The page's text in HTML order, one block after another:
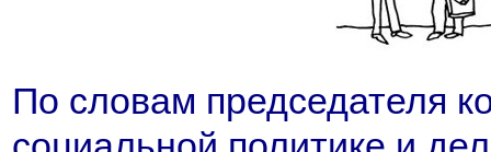
По словам председателя